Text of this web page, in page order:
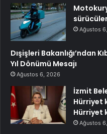
Ağustos
Dışişleri Bakanlığı’ndan
Yıl Dönümü Mesajı
Ağustos 6, 2026
İzmit
Hürriyet
Hürriyet
Ağustos